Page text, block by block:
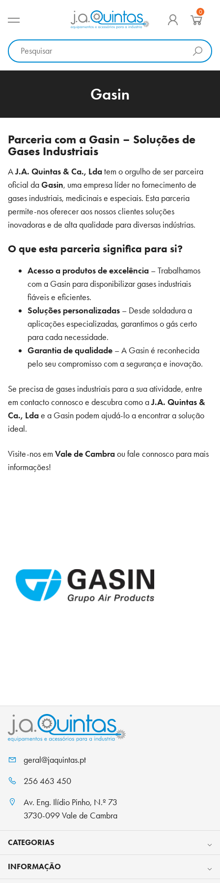
para
conteúdo
0
Gasin
Parceria com a Gasin – Soluções de
Gases Industriais
AJ.A. Quintas & Ca., Ldatem o orgulho de ser parceira
oficial daGasin, uma empresa líder no fornecimento de
gases industriais, medicinais e especiais. Esta parceria
permite-nos oferecer aos nossos clientes soluções
inovadoras e de alta qualidade para diversas indústrias.
O que esta parceria significa para si?
Acesso a produtos de excelência – Trabalhamos
com a Gasin para disponibilizar gases industriais
fiáveis e eficientes.
Soluções personalizadas – Desde soldadura a
aplicações especializadas, garantimos o gás certo
para cada necessidade.
Garantia de qualidade – A Gasin é reconhecida
pelo seu compromisso com a segurança e inovação.
Se precisa de gases industriais para a sua atividade, entre
em contacto connosco e descubra como aJ.A. Quintas &
Ca., Ldae a Gasin podem ajudá-lo a encontrar a solução
ideal.
Visite-nos em Vale de Cambraou fale connosco para mais
informações!
geral@jaquintas.pt
256 463 450
Av. Eng. Ilídio Pinho, N.º 73
3730-099 Vale de Cambra
CATEGORIAS
INFORMAÇÃO